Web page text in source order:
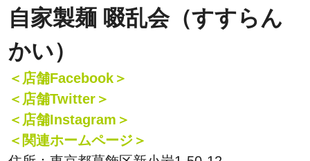
自家製麺 啜乱会（すすらん
かい）
＜店舗Facebook＞
＜店舗Twitter＞
＜店舗Instagram＞
＜関連ホームページ＞